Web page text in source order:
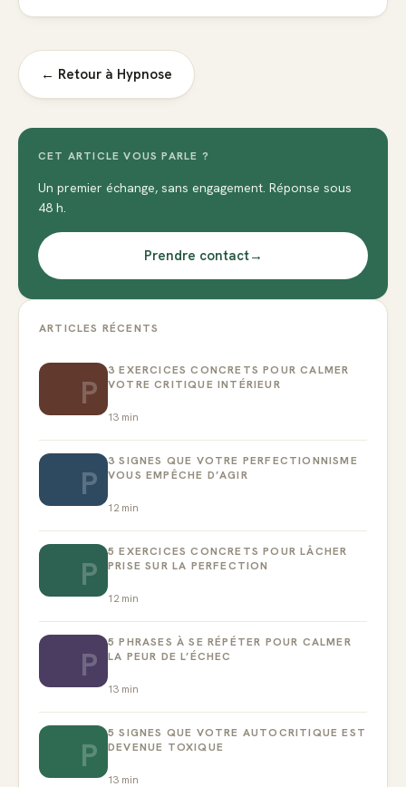
← Retour à Hypnose
CET ARTICLE VOUS PARLE ?
Un premier échange, sans engagement. Réponse sous
48 h.
Prendre contact→
ARTICLES RÉCENTS
P
3 EXERCICES CONCRETS POUR CALMER
VOTRE CRITIQUE INTÉRIEUR
13 min
P
3 SIGNES QUE VOTRE PERFECTIONNISME
VOUS EMPÊCHE D’AGIR
12 min
P
5 EXERCICES CONCRETS POUR LÂCHER
PRISE SUR LA PERFECTION
12 min
P
5 PHRASES À SE RÉPÉTER POUR CALMER
LA PEUR DE L’ÉCHEC
13 min
P
5 SIGNES QUE VOTRE AUTOCRITIQUE EST
DEVENUE TOXIQUE
13 min